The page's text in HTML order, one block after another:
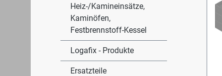
Heiz-/Kamineinsätze,
Kaminöfen,
Festbrennstoff-Kessel
Logafix - Produkte
Ersatzteile